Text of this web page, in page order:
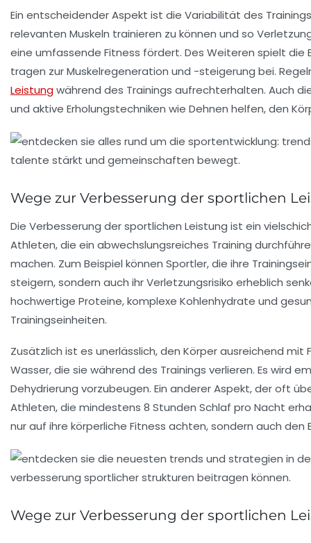
Ein entscheidender Aspekt ist die Variabilität des Trainings
relevanten Muskeln trainieren zu können und so
eine umfassende Fitness fördert. Des Weiteren spielt die
tragen zur Muskelregeneration und -steigerung bei.
Leistungwährend des Trainings aufrechterhalten. Auch
und aktive Erholungstechniken wie Dehnen helfen, den
Wege zur Verbesserung der sportlichen
Die Verbesserung dersportlichen Leistung ist ein
Athleten, die ein abwechslungsreiches Training
machen. Zum Beispiel können Sportler, die ihre
steigern, sondern auch ihrVerletzungsrisiko erheblich
hochwertige Proteine, komplexe Kohlenhydrate und
Trainingseinheiten.
Zusätzlich ist es unerlässlich, den Körperausreichend mit
Wasser, die sie während des Trainings verlieren. Es wird
Dehydrierung vorzubeugen. Ein anderer Aspekt, der oft
Athleten, die mindestens 8 Stunden Schlaf pro Nacht
nur auf ihre körperliche Fitness achten, sondern auch den
Wege zur Verbesserung der sportlichen